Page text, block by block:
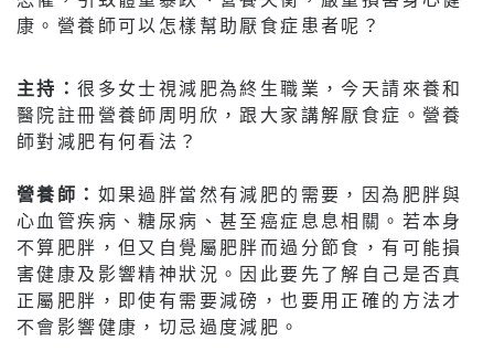
康。營養師可以怎樣幫助厭食症患者呢？
主持：很多女士視減肥為終生職業，今天請來養和
醫院註冊營養師周明欣，跟大家講解厭食症。營養
師對減肥有何看法？
營養師： 如果過胖當然有減肥的需要，因為肥胖與
心血管疾病、糖尿病、甚至癌症息息相關。若本身
不算肥胖，但又自覺屬肥胖而過分節食，有可能損
害健康及影響精神狀況。因此要先了解自己是否真
正屬肥胖，即使有需要減磅，也要用正確的方法才
不會影響健康，切忌過度減肥。